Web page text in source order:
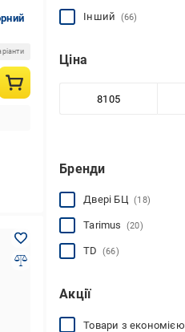
Інший (66)
Ціна
Бренди
Двері БЦ(18)
Tarimus (20)
TD (66)
Акції
Товари з економією